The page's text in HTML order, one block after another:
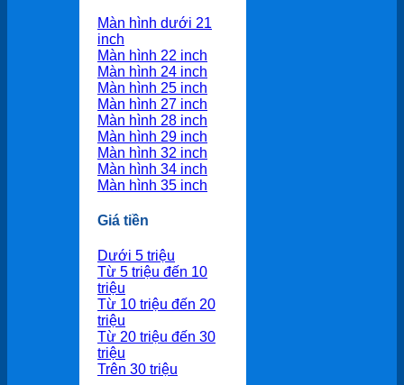
Màn hình dưới 21
inch
Màn hình 22 inch
Màn hình 24 inch
Màn hình 25 inch
Màn hình 27 inch
Màn hình 28 inch
Màn hình 29 inch
Màn hình 32 inch
Màn hình 34 inch
Màn hình 35 inch
Giá tiền
Dưới 5 triệu
Từ 5 triệu đến 10
triệu
Từ 10 triệu đến 20
triệu
Từ 20 triệu đến 30
triệu
Trên 30 triệu